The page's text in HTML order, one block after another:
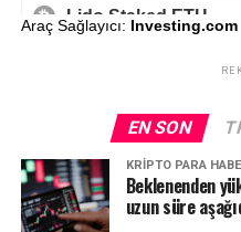
Araç Sağlayıcı: Investing.com
EN SON
KRIPTO PARA
Beklenenden
uzun süre